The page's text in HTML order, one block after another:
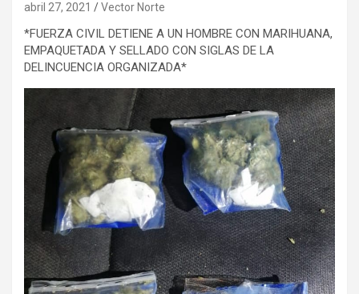
abril 27, 2021 Vector Norte
*FUERZA CIVIL DETIENE A UN HOMBRE CON MARIHUANA,
EMPAQUETADA Y SELLADO CON SIGLAS DE LA
DELINCUENCIA ORGANIZADA*